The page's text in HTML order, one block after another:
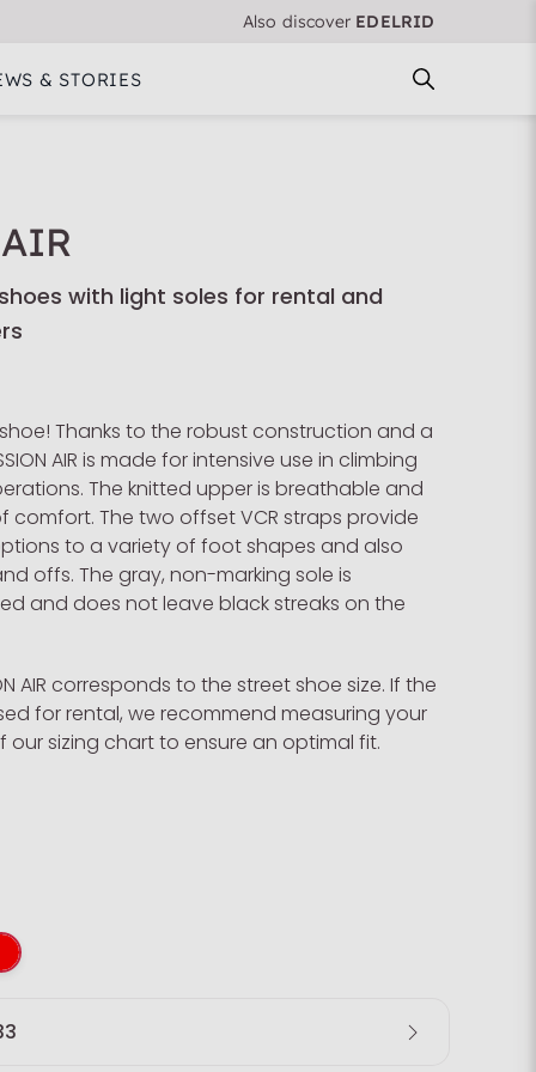
Also discover EDELRID
& STORIES
with light soles for rental and
Thanks to the robust construction and a
AIR is made for intensive use in climbing
The knitted upper is breathable and
comfort. The two offset VCR straps provide
to a variety of foot shapes and also
offs. The gray, non-marking sole is
and does not leave black streaks on the
AIR corresponds to the street shoe size. If the
used for rental, we recommend measuring your
sizing chart to ensure an optimal fit.